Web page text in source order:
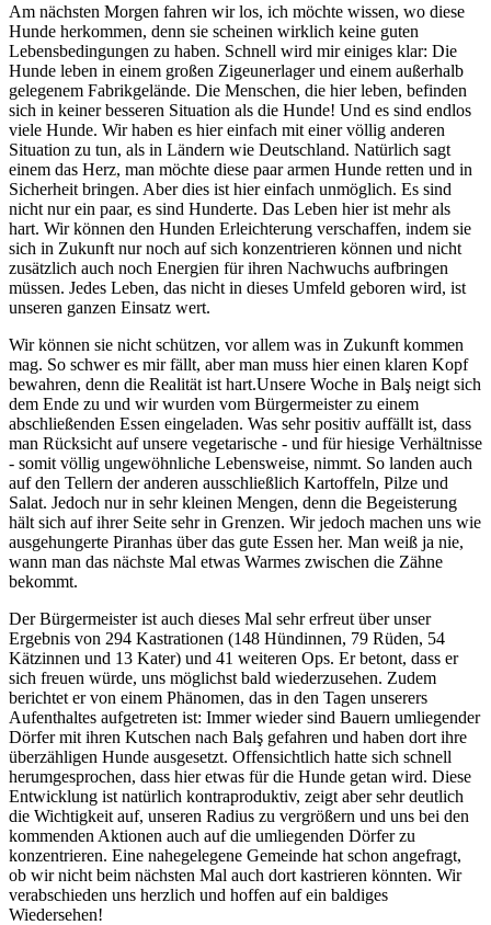
Am nächsten Morgen fahren wir los, ich möchte wissen, wo diese
Hunde herkommen, denn sie scheinen wirklich keine guten
Lebensbedingungen zu haben. Schnell wird mir einiges klar: Die
Hunde leben in einem großen Zigeunerlager und einem außerhalb
gelegenem Fabrikgelände. Die Menschen, die hier leben, befinden
sich in keiner besseren Situation als die Hunde! Und es sind endlos
viele Hunde. Wir haben es hier einfach mit einer völlig anderen
Situation zu tun, als in Ländern wie Deutschland. Natürlich sagt
einem das Herz, man möchte diese paar armen Hunde retten und in
Sicherheit bringen. Aber dies ist hier einfach unmöglich. Es sind
nicht nur ein paar, es sind Hunderte. Das Leben hier ist mehr als
hart. Wir können den Hunden Erleichterung verschaffen, indem sie
sich in Zukunft nur noch auf sich konzentrieren können und nicht
zusätzlich auch noch Energien für ihren Nachwuchs aufbringen
müssen. Jedes Leben, das nicht in dieses Umfeld geboren wird, ist
unseren ganzen Einsatz wert.
Wir können sie nicht schützen, vor allem was in Zukunft kommen
mag. So schwer es mir fällt, aber man muss hier einen klaren Kopf
bewahren, denn die Realität ist hart.Unsere Woche in Balş neigt sich
dem Ende zu und wir wurden vom Bürgermeister zu einem
abschließenden Essen eingeladen. Was sehr positiv auffällt ist, dass
man Rücksicht auf unsere vegetarische - und für hiesige Verhältnisse
- somit völlig ungewöhnliche Lebensweise, nimmt. So landen auch
auf den Tellern der anderen ausschließlich Kartoffeln, Pilze und
Salat. Jedoch nur in sehr kleinen Mengen, denn die Begeisterung
hält sich auf ihrer Seite sehr in Grenzen. Wir jedoch machen uns wie
ausgehungerte Piranhas über das gute Essen her. Man weiß ja nie,
wann man das nächste Mal etwas Warmes zwischen die Zähne
bekommt.
Der Bürgermeister ist auch dieses Mal sehr erfreut über unser
Ergebnis von 294 Kastrationen (148 Hündinnen, 79 Rüden, 54
Kätzinnen und 13 Kater) und 41 weiteren Ops. Er betont, dass er
sich freuen würde, uns möglichst bald wiederzusehen. Zudem
berichtet er von einem Phänomen, das in den Tagen unserers
Aufenthaltes aufgetreten ist: Immer wieder sind Bauern umliegender
Dörfer mit ihren Kutschen nach Balş gefahren und haben dort ihre
überzähligen Hunde ausgesetzt. Offensichtlich hatte sich schnell
herumgesprochen, dass hier etwas für die Hunde getan wird. Diese
Entwicklung ist natürlich kontraproduktiv, zeigt aber sehr deutlich
die Wichtigkeit auf, unseren Radius zu vergrößern und uns bei den
kommenden Aktionen auch auf die umliegenden Dörfer zu
konzentrieren. Eine nahegelegene Gemeinde hat schon angefragt,
ob wir nicht beim nächsten Mal auch dort kastrieren könnten. Wir
verabschieden uns herzlich und hoffen auf ein baldiges
Wiedersehen!